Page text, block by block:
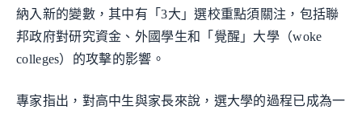
納入新的變數，其中有「3大」選校重點須關注，包括聯
邦政府對研究資金、外國學生和「覺醒」大學（woke
colleges）的攻擊的影響。
專家指出，對高中生與家長來說，選大學的過程已成為一